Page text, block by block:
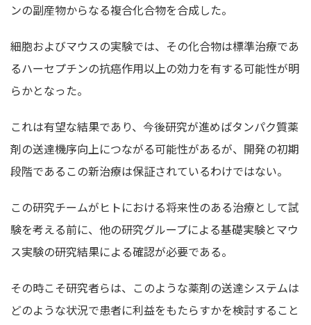
ンの副産物からなる複合化合物を合成した。
細胞およびマウスの実験では、その化合物は標準治療であ
るハーセプチンの抗癌作用以上の効力を有する可能性が明
らかとなった。
これは有望な結果であり、今後研究が進めばタンパク質薬
剤の送達機序向上につながる可能性があるが、開発の初期
段階であるこの新治療は保証されているわけではない。
この研究チームがヒトにおける将来性のある治療として試
験を考える前に、他の研究グループによる基礎実験とマウ
ス実験の研究結果による確認が必要である。
その時こそ研究者らは、このような薬剤の送達システムは
どのような状況で患者に利益をもたらすかを検討すること